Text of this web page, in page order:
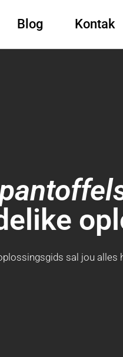
Blog Kontak
sal jou alles